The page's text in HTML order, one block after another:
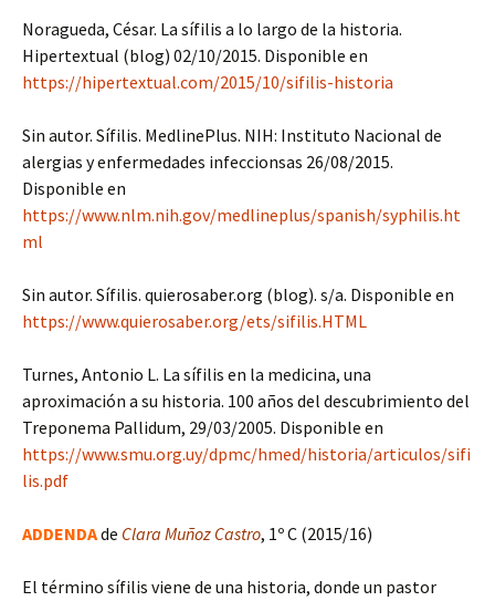
Noragueda, César. La sífilis a lo largo de la historia.
Hipertextual (blog) 02/10/2015. Disponible en
https://hipertextual.com/2015/10/sifilis-historia
Sin autor. Sífilis. MedlinePlus. NIH: Instituto Nacional de
alergias y enfermedades infeccionsas 26/08/2015.
Disponible en
https://www.nlm.nih.gov/medlineplus/spanish/syphilis.ht
ml
Sin autor. Sífilis. quierosaber.org (blog). s/a. Disponible en
https://www.quierosaber.org/ets/sifilis.HTML
Turnes, Antonio L. La sífilis en la medicina, una
aproximación a su historia. 100 años del descubrimiento del
Treponema Pallidum, 29/03/2005. Disponible en
https://www.smu.org.uy/dpmc/hmed/historia/articulos/sifi
lis.pdf
ADDENDAde Clara Muñoz Castro, 1º C (2015/16)
El término sífilis viene de una historia, donde un pastor